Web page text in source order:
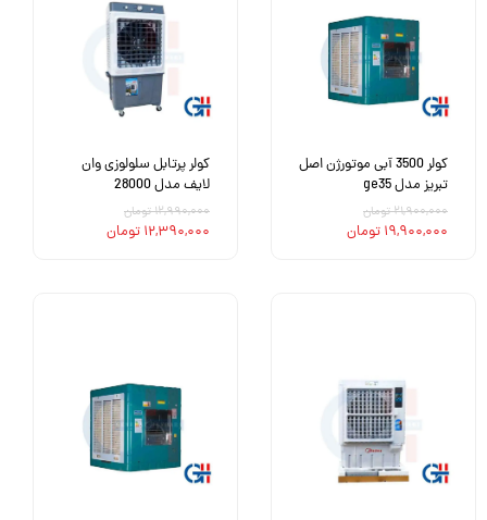
کولر 3500 آبی موتورژن اصل
تبریز مدل ge35
۲۱,۹۰۰,۰۰۰ تومان
۱۹,۹۰۰,۰۰۰ تومان
کولر پرتابل سلولوزی وان
لایف مدل 28000
۱۲,۹۹۰,۰۰۰ تومان
۱۲,۳۹۰,۰۰۰ تومان